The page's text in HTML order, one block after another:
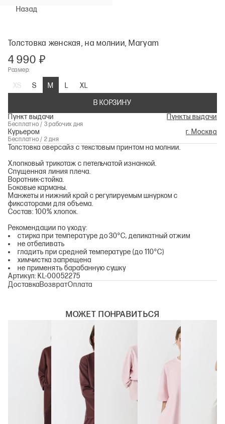
Назад
Толстовка женская, на молнии, Maryam
4 990 ₽
Размер:
XS S M L
XL
В КОРЗИНУ
Пункт выдачи
Пункты выдачи
Бесплатно / 3 рабочих дня
Курьером г. Москва
Бесплатно / 2 дня
Толстовка оверсайз с текстовым принтом на молнии.
Хлопковый трикотаж с петельчатой изнанкой.
Спущенная линия плеча.
Воротник-стойка.
Боковые карманы.
Манжеты и нижний край с регулируемым шнурком с
фиксаторами для объема.
Состав: 100% хлопок.
Рекомендации по уходу:
стирка при температуре до 30°С, деликатный отжим
не отбеливать
гладить при средней температуре (до 110°С)
химчистка запрещена
не применять барабанную сушку
Артикул: KL-00052275
ДоставкаВозвратОплата
МОЖЕТ ПОНРАВИТЬСЯ